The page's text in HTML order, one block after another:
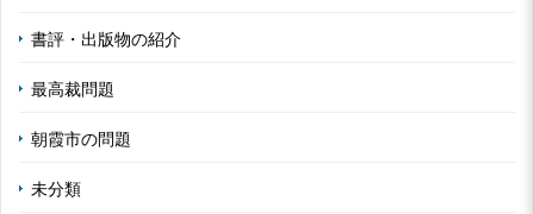
書評・出版物の紹介
最高裁問題
朝霞市の問題
未分類